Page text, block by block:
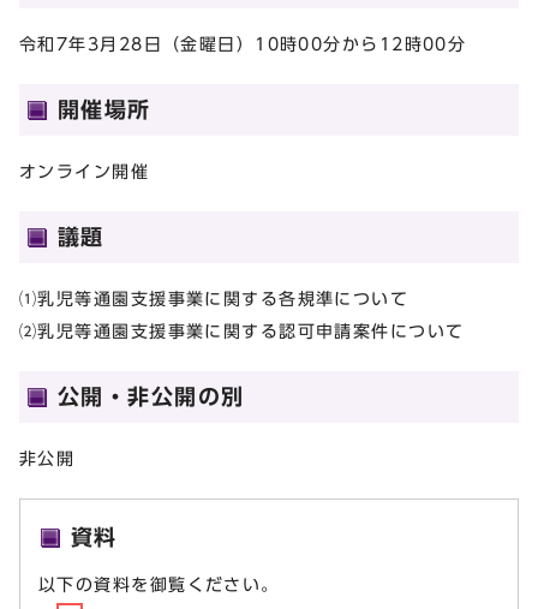
令和7年3月28日（金曜日）10時00分から12時00分
開催場所
オンライン開催
議題
⑴乳児等通園支援事業に関する各規準について
⑵乳児等通園支援事業に関する認可申請案件について
公開・非公開の別
非公開
資料
以下の資料を御覧ください。